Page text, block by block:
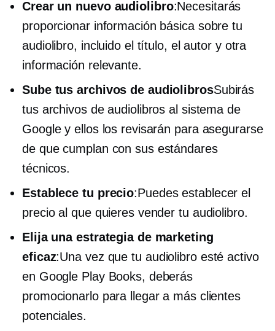
Crear un nuevo audiolibro:Necesitarás
proporcionar información básica sobre tu
audiolibro, incluido el título, el autor y otra
información relevante.
Sube tus archivos de audiolibrosSubirás
tus archivos de audiolibros al sistema de
Google y ellos los revisarán para asegurarse
de que cumplan con sus estándares
técnicos.
Establece tu precio:Puedes establecer el
precio al que quieres vender tu audiolibro.
Elija una estrategia de marketing
eficaz:Una vez que tu audiolibro esté activo
en Google Play Books, deberás
promocionarlo para llegar a más clientes
potenciales.